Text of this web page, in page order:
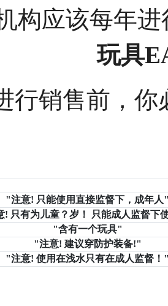
构应该每年
玩具
行销售前，
"注意! 只能使用直接监督下，成年人
! 只有为儿童？岁！ 只能成人监督下
"含有一个玩具"
"注意! 建议穿防护装备!"
"注意! 使用在浅水只有在成人监督！